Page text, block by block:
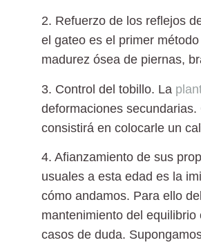
2. Refuerzo de los reflejos
el gateo es el primer
madurez ósea de piernas,
3. Control del tobillo. La
deformaciones
consistirá en colocarle un
4. Afianzamiento de sus
usuales a esta edad es la
cómo andamos. Para ello
mantenimiento del
casos de duda.